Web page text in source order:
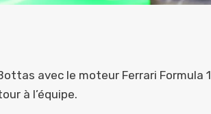
avec le moteur Ferrari Formula 1
à l’équipe.